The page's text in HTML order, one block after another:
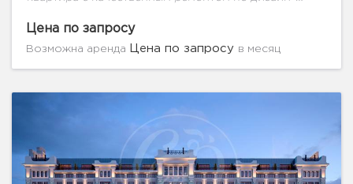
эркером - 35 м, две спальни по 20 м,
Цена по запросу
Возможна аренда Цена по запросу в месяц